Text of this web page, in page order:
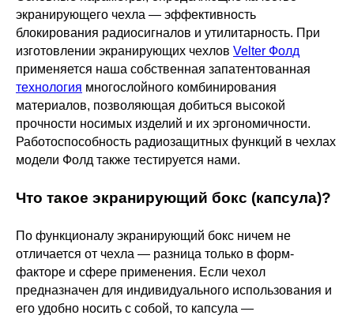
экранирующего чехла — эффективность
блокирования радиосигналов и утилитарность. При
изготовлении экранирующих чехлов Velter Фолд
применяется наша собственная запатентованная
технология многослойного комбинирования
материалов, позволяющая добиться высокой
прочности носимых изделий и их эргономичности.
Работоспособность радиозащитных функций в чехлах
модели Фолд также тестируется нами.
Что такое экранирующий бокс (капсула)?
По функционалу экранирующий бокс ничем не
отличается от чехла — разница только в форм-
факторе и сфере применения. Если чехол
предназначен для индивидуального использования и
его удобно носить с собой, то капсула —